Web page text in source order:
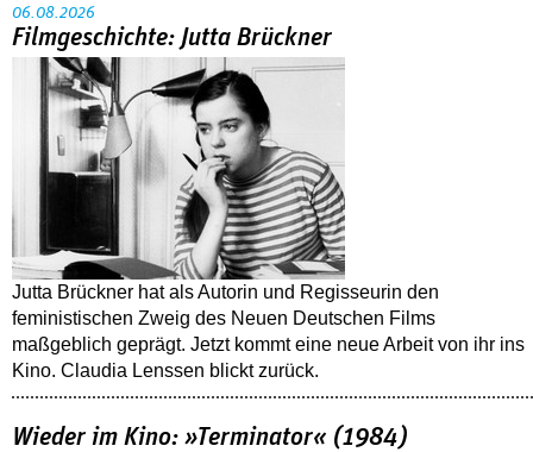
06.08.2026
Filmgeschichte: Jutta Brückner
Jutta Brückner hat als Autorin und Regisseurin den
feministischen Zweig des Neuen Deutschen Films
maßgeblich geprägt. Jetzt kommt eine neue Arbeit von ihr ins
Kino. Claudia Lenssen blickt zurück.
Wieder im Kino: »Terminator« (1984)